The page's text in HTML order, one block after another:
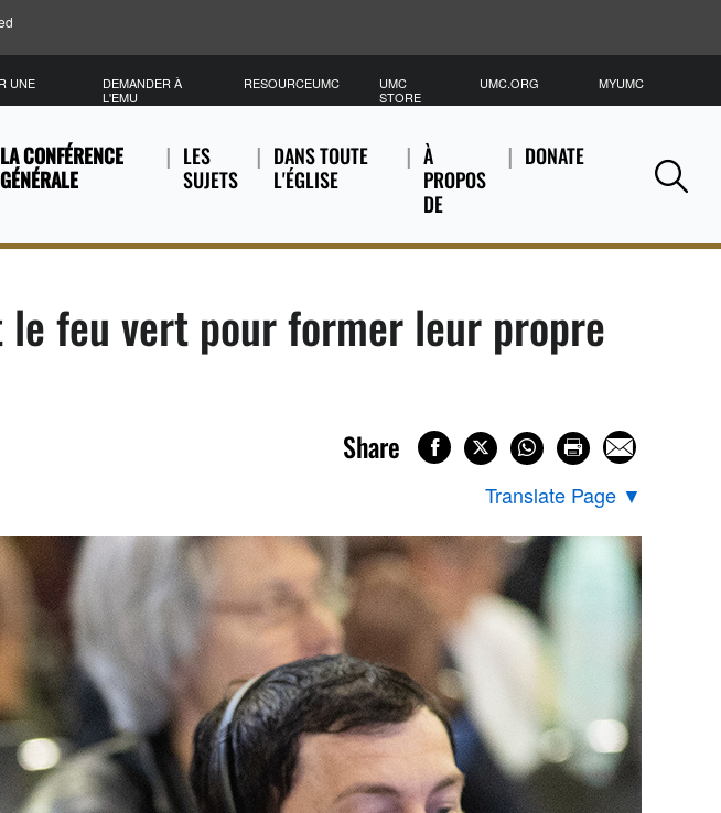
LA CONFÉRENCE
GÉNÉRALE
LES
SUJETS
DANS TOUTE
L'ÉGLISE
À
PROPOS
DE
DONATE
UNE
DEMANDER À
L'EMU
RESOURCEUMC
UMC
STORE
UMC.ORG MYUMC
le feu vert pour former leur propre
Share
Translate Page ▼